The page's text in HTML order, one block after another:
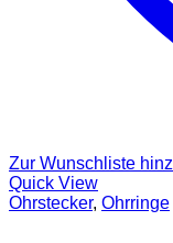
Zur Wunschliste
Quick View
Ohrstecker, Ohrringe